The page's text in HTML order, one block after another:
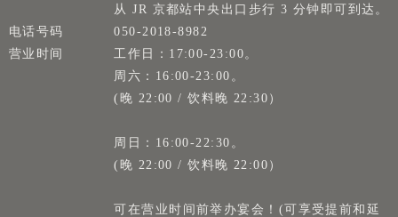
从 JR 京都站中央出口步行 3 分钟即可到达。
电话号码
050-2018-8982
营业时间
工作日：17:00-23:00。
周六：16:00-23:00。
(晚 22:00 / 饮料晚 22:30）
周日：16:00-22:30。
(晚 22:00 / 饮料晚 22:00）
可在营业时间前举办宴会！(可享受提前和延